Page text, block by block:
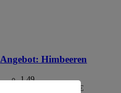
Angebot: Himbeeren
1.49
Festpreis von 1.49€